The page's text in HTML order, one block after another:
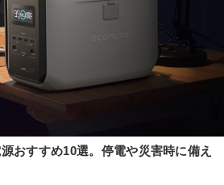
おすすめ10選。停電や災害時に備え